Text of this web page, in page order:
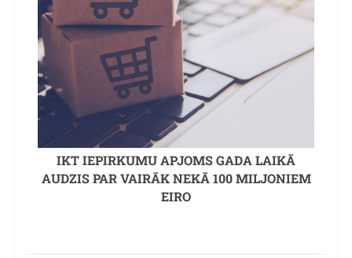
IKT IEPIRKUMU APJOMS GADA LAIKĀ
AUDZIS PAR VAIRĀK NEKĀ 100 MILJONIEM
EIRO